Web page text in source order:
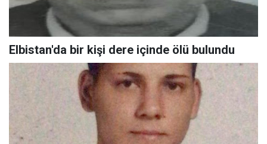
Elbistan'da bir kişi dere içinde ölü bulundu